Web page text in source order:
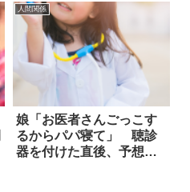
人間関係
娘「お医者さんごっこす
るからパパ寝て」 聴診
器を付けた直後、予想外